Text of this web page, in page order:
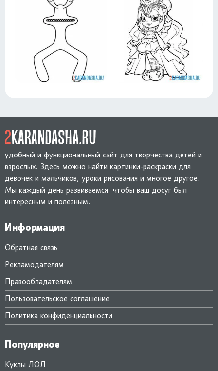
удобный и функциональный сайт для творчества детей и
взрослых. Здесь можно найти картинки-раскраски для
девочек и мальчиков, уроки рисования и многое другое.
Мы каждый день развиваемся, чтобы ваш досуг был
интересным и полезным.
Информация
Обратная связь
Рекламодателям
Правообладателям
Пользовательское соглашение
Политика конфиденциальности
Популярное
Куклы ЛОЛ